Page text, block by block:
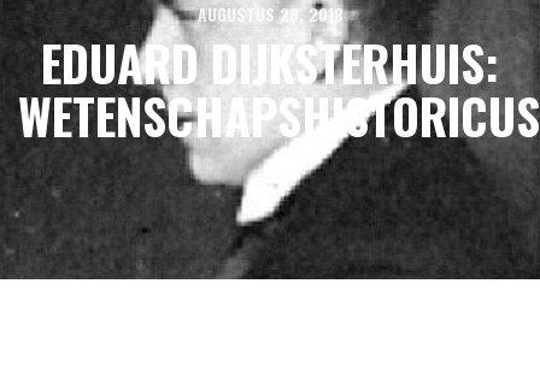
AUGUSTUS 29, 2018
EDUARD DIJKSTERHUIS:
WETENSCHAPSHISTORICUS